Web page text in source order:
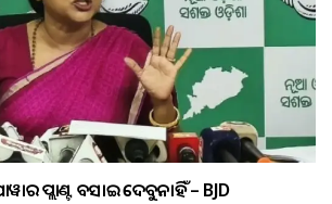
ପ୍ଲାଣ୍ଟ ବସାଇ ଦେବୁନାହିଁ – BJD